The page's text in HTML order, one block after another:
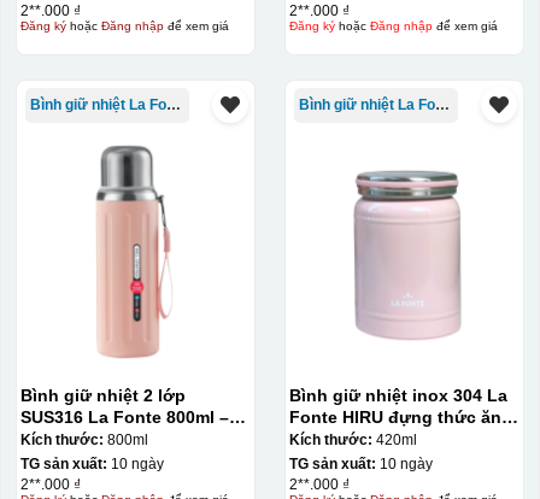
Chén sau khi được dán xong (chưa nung)
2**.000 ₫
Đăng kýhoặc Đăng nhậpđể xem giá
2**.000 ₫
Đăng kýhoặc Đăng nhậpđể xem giá
Bình giữ nhiệt La Fonte
Bình giữ nhiệt 2 lớp
SUS316 La Fonte 800ml –
012720
Kích thước: 800ml
TG sản xuất: 10 ngày
2**.000 ₫
Bình giữ nhiệt La Fonte
Bình giữ nhiệt inox 304 La
Fonte HIRU đựng thức ăn
420 ml – 012348
Kích thước: 420ml
TG sản xuất: 10 ngày
2**.000 ₫